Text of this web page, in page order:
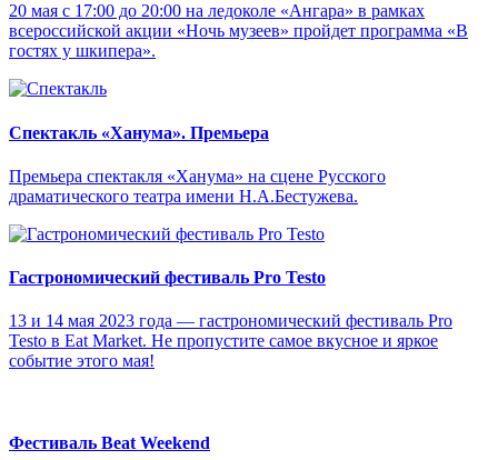
20 мая с 17:00 до 20:00 на ледоколе «Ангара» в рамках
всероссийской акции «Ночь музеев» пройдет программа «В
гостях у шкипера».
Спектакль «Ханума». Премьера
Премьера спектакля «Ханума» на сцене Русского
драматического театра имени Н.А.Бестужева.
Гастрономический фестиваль Pro Testo
13 и 14 мая 2023 года — гастрономический фестиваль Pro
Testo в Eat Market. Не пропустите самое вкусное и яркое
событие этого мая!
Фестиваль Beat Weekend